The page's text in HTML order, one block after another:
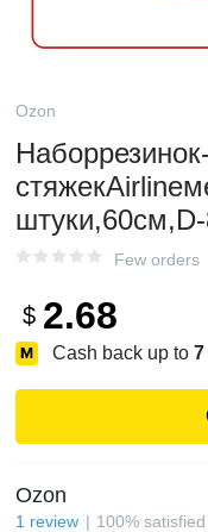
Ozon
Наборрезинок-
Few orders
$ 2.68
Cash back up to 7
Ozon
1 review 100%